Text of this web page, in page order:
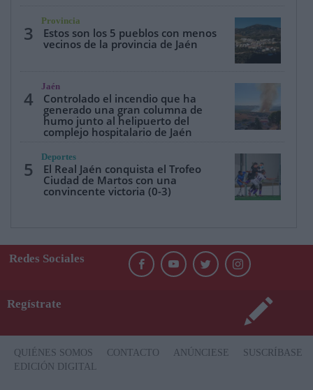
3
Provincia
Estos son los 5 pueblos con menos
vecinos de la provincia de Jaén
4
Jaén
Controlado el incendio que ha
generado una gran columna de
humo junto al helipuerto del
complejo hospitalario de Jaén
5
Deportes
El Real Jaén conquista el Trofeo
Ciudad de Martos con una
convincente victoria (0-3)
Redes Sociales
Regístrate
QUIÉNES SOMOS CONTACTO ANÚNCIESE
SUSCRÍBASE
EDICIÓN DIGITAL